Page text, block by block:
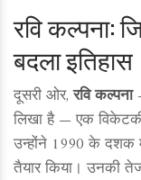
रवि कल्पना:
बदला इतिहास
दूसरी ओर,रवि कल्पना
लिखा है — एक
उन्होंने 1990 के दशक
तैयार किया। उनकी